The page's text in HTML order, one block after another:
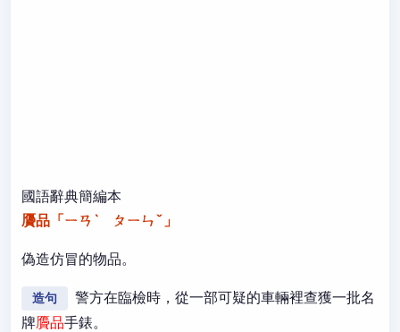
國語辭典簡編本
贗品「ㄧㄢˋ ㄆㄧㄣˇ」
偽造仿冒的物品。
造句
警方在臨檢時，從一部可疑的車輛裡查獲一批名
牌贗品手錶。